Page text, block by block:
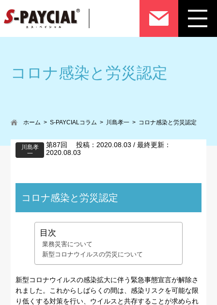
コロナ感染と労災認定
ホーム S-PAYCIALコラム 川島孝一 コロナ感染と労災認定
川島孝
一
第87回 投稿：2020.08.03 / 最終更新：
2020.08.03
コロナ感染と労災認定
目次
業務災害について
新型コロナウイルスの労災について
新型コロナウイルスの感染拡大に伴う緊急事態宣言が解除さ
れました。これからしばらくの間は、感染リスクを可能な限
り低くする対策を行い、ウイルスと共存することが求められ